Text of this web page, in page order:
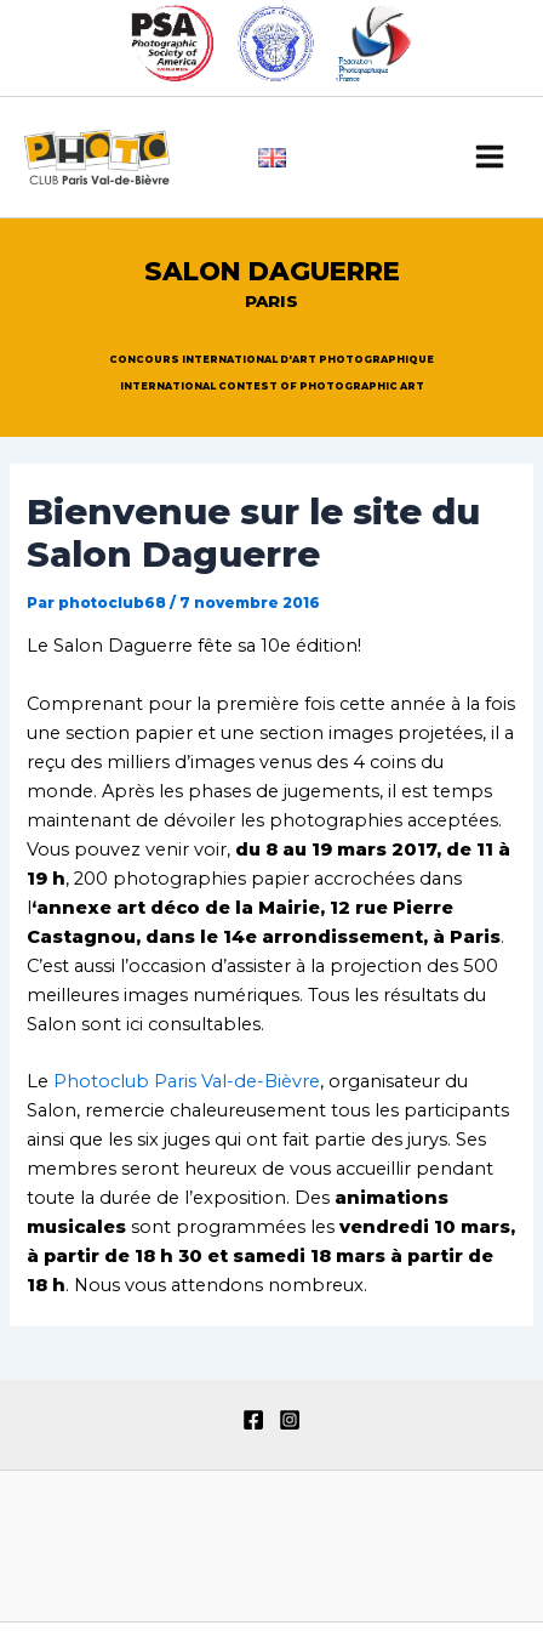
SALON DAGUERRE
PARIS
CONCOURS INTERNATIONAL D'ART PHOTOGRAPHIQUE
INTERNATIONAL CONTEST OF PHOTOGRAPHIC ART
Bienvenue sur le site du
Salon Daguerre
Par photoclub68/ 7 novembre 2016
Le Salon Daguerre fête sa 10e édition!
Comprenant pour la première fois cette année à la fois
une section papier et une section images projetées, il a
reçu des milliers d’images venus des 4 coins du
monde. Après les phases de jugements, il est temps
maintenant de dévoiler les photographies acceptées.
Vous pouvez venir voir, du 8 au 19 mars 2017, de 11 à
19 h, 200 photographies papier accrochées dans
l‘annexe art déco de la Mairie, 12 rue Pierre
Castagnou, dans le 14e arrondissement, à Paris.
C’est aussi l’occasion d’assister à la projection des 500
meilleures images numériques. Tous les résultats du
Salon sont ici consultables.
Le Photoclub Paris Val-de-Bièvre, organisateur du
Salon, remercie chaleureusement tous les participants
ainsi que les six juges qui ont fait partie des jurys. Ses
membres seront heureux de vous accueillir pendant
toute la durée de l’exposition. Des animations
musicales sont programmées lesvendredi 10 mars,
à partir de 18 h 30 et samedi 18 mars à partir de
18 h. Nous vous attendons nombreux.